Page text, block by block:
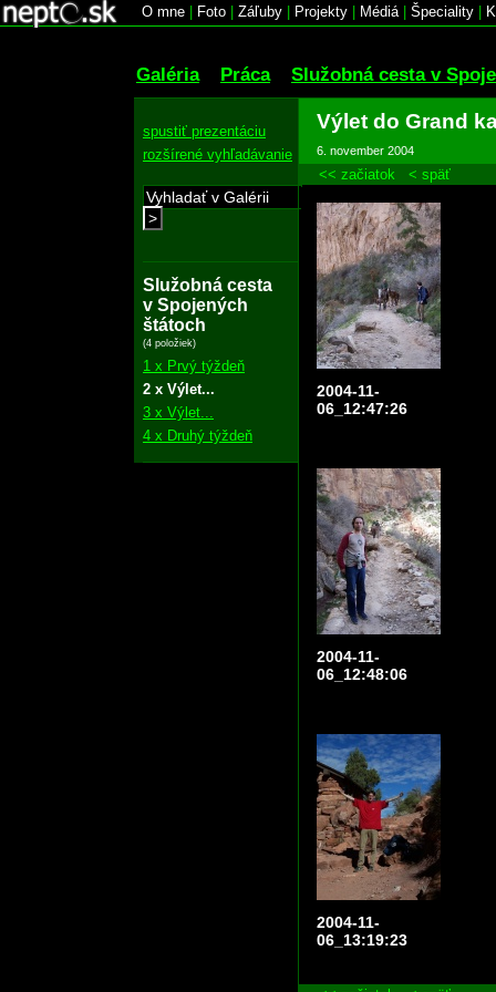
O mne Foto Záľuby Projekty Médiá| Špeciality
Galéria Práca Služobná cesta v
spustiť prezentáciu
rozšírené vyhľadávanie
>
Služobná cesta
v Spojených
štátoch
(4 položiek)
1 x Prvý týždeň
2 x Výlet...
3 x Výlet...
4 x Druhý týždeň
Výlet do Grand
6. november 2004
<< začiatok < späť
2004-11-
06_12:47:26
2004-11-
06_12:48:06
2004-11-
06_13:19:23